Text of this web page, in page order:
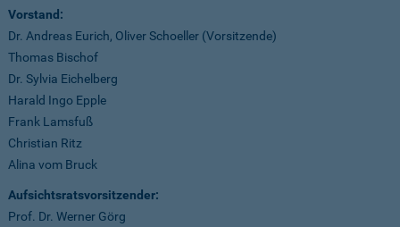
Vorstand:
Dr. Andreas Eurich, Oliver Schoeller (Vorsitzende)
Thomas Bischof
Dr. Sylvia Eichelberg
Harald Ingo Epple
Frank Lamsfuß
Christian Ritz
Alina vom Bruck
Aufsichtsratsvorsitzender:
Prof. Dr. Werner Görg